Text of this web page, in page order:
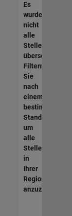
Es
wurden
nicht
alle
Stellen
übersetzt.
Filtern
Sie
nach
einem
bestimmten
Standort,
um
alle
Stellenangebote
in
Ihrer
Region
anzuzeigen.